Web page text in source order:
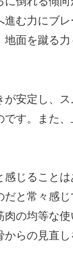
む力にブ
面を蹴る
安定し、
す。また
じること
と常々感
の均等な
らの見直し